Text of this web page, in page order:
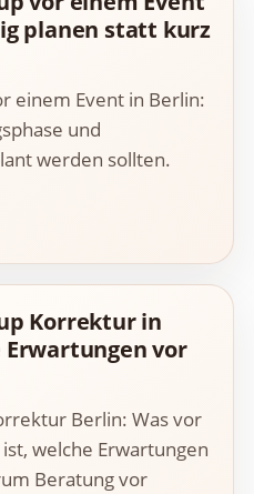
planen statt kurz
einem Event in Berlin:
und
werden sollten.
Korrektur in
vor
Berlin: Was vor
welche Erwartungen
Beratung vor